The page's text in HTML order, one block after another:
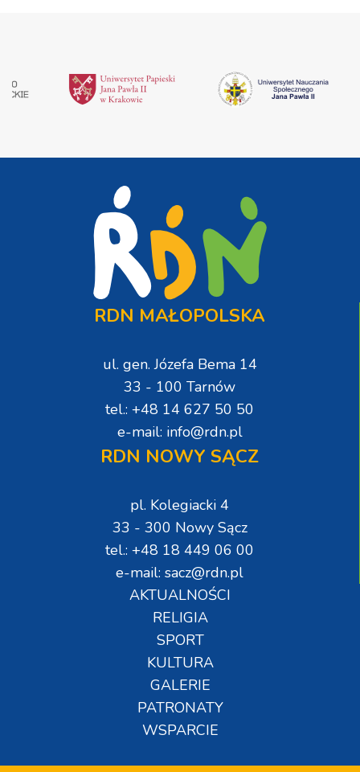
RDN MAŁOPOLSKA
ul. gen. Józefa Bema 14
33 - 100 Tarnów
tel.: +48 14 627 50 50
e-mail: info@rdn.pl
RDN NOWY SĄCZ
pl. Kolegiacki 4
33 - 300 Nowy Sącz
tel.: +48 18 449 06 00
e-mail: sacz@rdn.pl
AKTUALNOŚCI
RELIGIA
SPORT
KULTURA
GALERIE
PATRONATY
WSPARCIE